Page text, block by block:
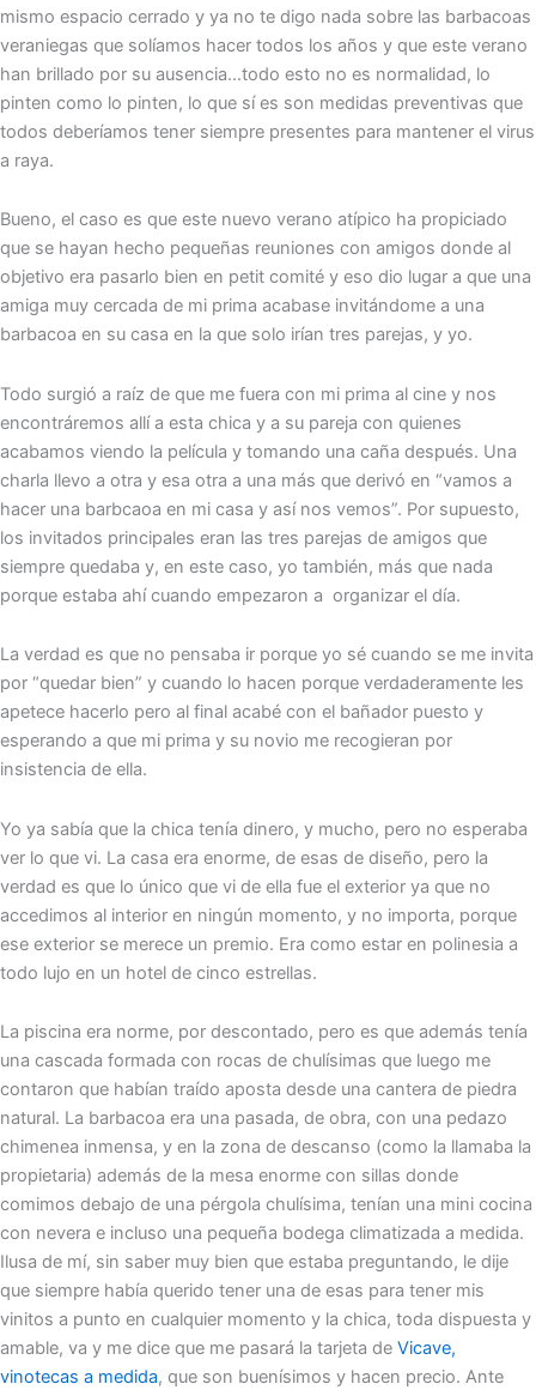
mismo espacio cerrado y ya no te digo nada sobre las barbacoas
veraniegas que solíamos hacer todos los años y que este verano
han brillado por su ausencia…todo esto no es normalidad, lo
pinten como lo pinten, lo que sí es son medidas preventivas que
todos deberíamos tener siempre presentes para mantener el virus
a raya.
Bueno, el caso es que este nuevo verano atípico ha propiciado
que se hayan hecho pequeñas reuniones con amigos donde al
objetivo era pasarlo bien en petit comité y eso dio lugar a que una
amiga muy cercada de mi prima acabase invitándome a una
barbacoa en su casa en la que solo irían tres parejas, y yo.
Todo surgió a raíz de que me fuera con mi prima al cine y nos
encontráremos allí a esta chica y a su pareja con quienes
acabamos viendo la película y tomando una caña después. Una
charla llevo a otra y esa otra a una más que derivó en “vamos a
hacer una barbcaoa en mi casa y así nos vemos”. Por supuesto,
los invitados principales eran las tres parejas de amigos que
siempre quedaba y, en este caso, yo también, más que nada
porque estaba ahí cuando empezaron a organizar el día.
La verdad es que no pensaba ir porque yo sé cuando se me invita
por “quedar bien” y cuando lo hacen porque verdaderamente les
apetece hacerlo pero al final acabé con el bañador puesto y
esperando a que mi prima y su novio me recogieran por
insistencia de ella.
Yo ya sabía que la chica tenía dinero, y mucho, pero no esperaba
ver lo que vi. La casa era enorme, de esas de diseño, pero la
verdad es que lo único que vi de ella fue el exterior ya que no
accedimos al interior en ningún momento, y no importa, porque
ese exterior se merece un premio. Era como estar en polinesia a
todo lujo en un hotel de cinco estrellas.
La piscina era norme, por descontado, pero es que además tenía
una cascada formada con rocas de chulísimas que luego me
contaron que habían traído aposta desde una cantera de piedra
natural. La barbacoa era una pasada, de obra, con una pedazo
chimenea inmensa, y en la zona de descanso (como la llamaba la
propietaria) además de la mesa enorme con sillas donde
comimos debajo de una pérgola chulísima, tenían una mini cocina
con nevera e incluso una pequeña bodega climatizada a medida.
Ilusa de mí, sin saber muy bien que estaba preguntando, le dije
que siempre había querido tener una de esas para tener mis
vinitos a punto en cualquier momento y la chica, toda dispuesta y
amable, va y me dice que me pasará la tarjeta de Vicave,
vinotecas a medida, que son buenísimos y hacen precio. Ante